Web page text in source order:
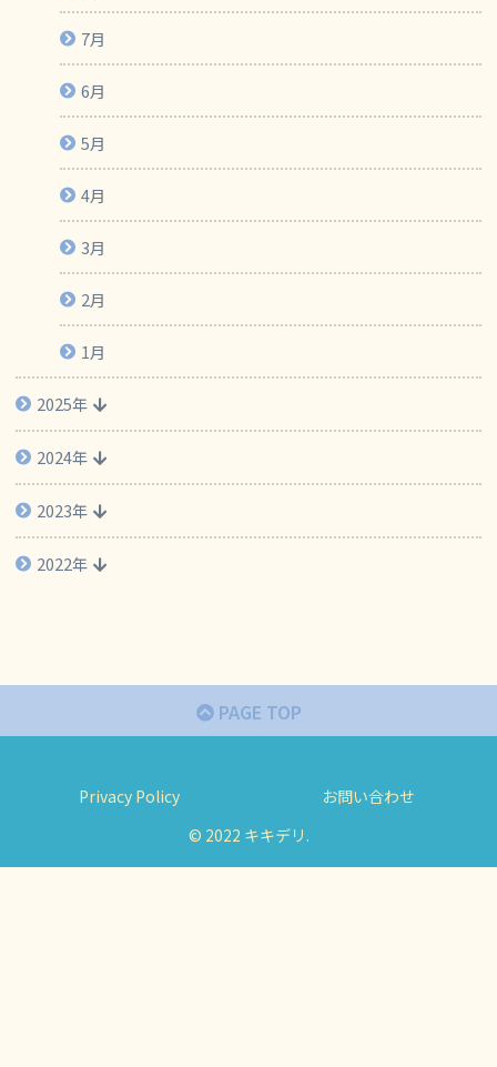
7月
6月
5月
4月
3月
2月
1月
2025年
2024年
2023年
2022年
PAGE TOP
Privacy Policy
お問い合わせ
© 2022 キキデリ.